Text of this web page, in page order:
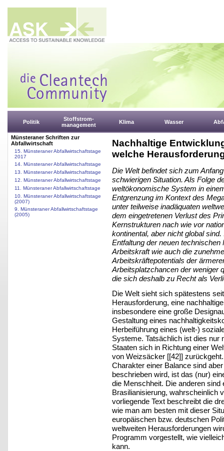
Politik
Stoffstrom-
management
Klima Wasser
Münsteraner Schriften zur
Abfallwirtschaft
15. Münsteraner Abfallwirtschaftstage
2017
14. Münsteraner Abfallwirtschaftstage
13. Münsteraner Abfallwirtschaftstage
12. Münsteraner Abfallwirtschaftstage
11. Münsteraner Abfallwirtschaftstage
10. Münsteraner Abfallwirtschaftstage
(2007)
9. Münsteraner Abfallwirtschaftstage
(2005)
Nachhaltige
welche
Die Welt befindet sich zum
schwierigen Situation. Als Folge
weltökonomische System in
Entgrenzung im Kontext des
unter teilweise inadäquaten
dem eingetretenen Verlust des
Kernstrukturen nach wie vor
kontinental, aber nicht global
Entfaltung der neuen
Arbeitskraft wie auch die
Arbeitskräftepotentials der
Arbeitsplatzchancen der weniger
die sich deshalb zu Recht als
Die Welt sieht sich spätestens
Herausforderung, eine
insbesondere eine große
Gestaltung eines
Herbeiführung eines (welt-)
Systeme. Tatsächlich ist dies nur
Staaten sich in Richtung einer
von Weizsäcker [[42]]
Charakter einer Balance sind
beschrieben wird, ist das (nur)
die Menschheit. Die anderen
Brasilianisierung, wahrscheinlich
vorliegende Text beschreibt die
wie man am besten mit dieser
europäischen bzw. deutschen
weltweiten Herausforderungen
Programm vorgestellt, wie
kann.